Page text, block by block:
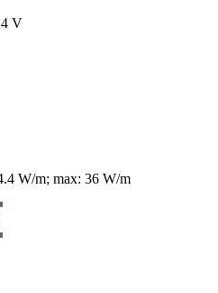
V
W/m; max: 36 W/m